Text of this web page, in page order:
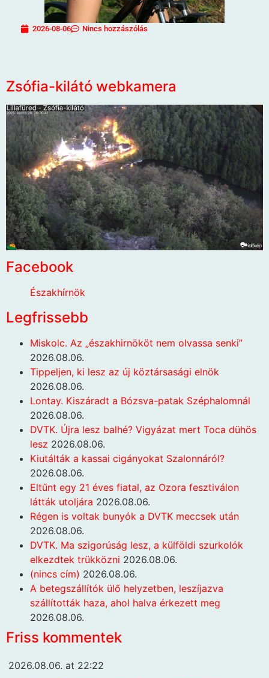
2026-08-06 Nincs hozzászólás
Zsófia-kilátó webkamera
Facebook
Északhírnök
Legfrissebb
Miskolc. Az „északhirnököt nem olvassa senki”
2026.08.06.
Tippeljen, ki lesz az új köztársasági elnök
2026.08.06.
Lontay. Kiszáradt a Bózsva-patak Széphalomnál
2026.08.06.
DVTK. Újra lesz balhé? Vigyázat mert Toca dühös
lesz 2026.08.06.
Kiutálták a kassai cigányokat Szalonnáról?
2026.08.06.
Eltűnt egy 21 éves fiatal, az Ozora fesztiválon
látták utoljára 2026.08.06.
Régen is voltak bunyók a DVTK meccsek után
2026.08.06.
DVTK. Ma szigorúság lesz, a külföldi szurkolók
elkezdtek trükközni 2026.08.06.
(nincs cím) 2026.08.06.
A betegszállítók ülő helyzetben, leszíjazva
szállították haza, ahol halva érkezett meg
2026.08.06.
Friss kommentek
2026.08.06. at 22:22